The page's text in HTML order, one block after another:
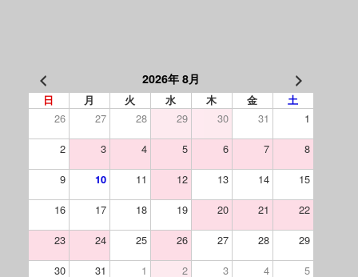
2026年 8月
日 月 火 水 木 金 土
26 27 28 29 30 31
1
2
3 4 5 6 7
8
9
10 11 12 13 14
15
16
17 18 19 20 21
22
23
24 25 26 27 28
29
30
31 1 2 3 4 5